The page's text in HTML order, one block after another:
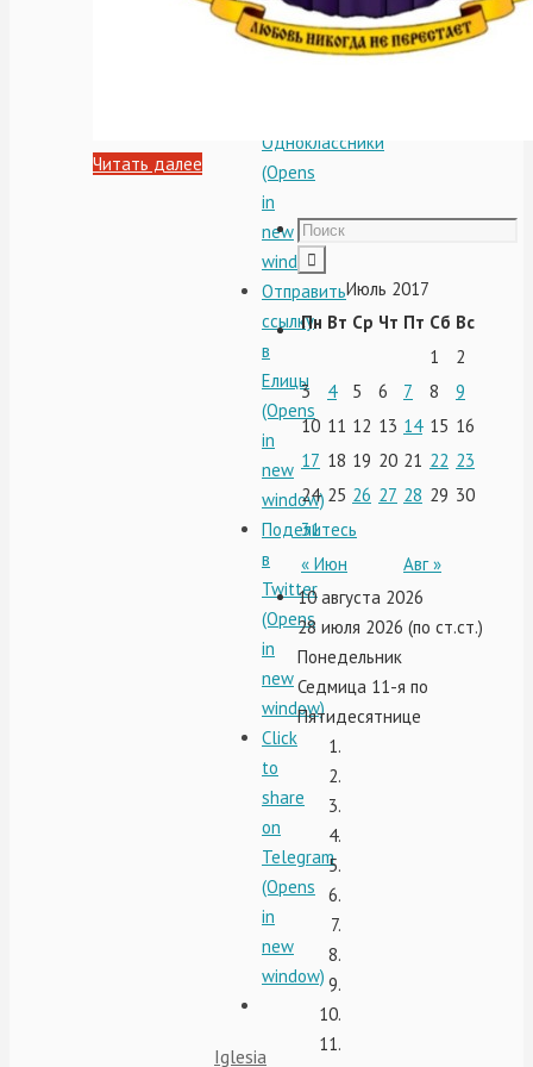
window)
Отправить
Одноклассники
(Opens
in
new
window)
Отправить
ссылку
в
Елицы
(Opens
in
new
window)
Поделитесь
в
Twitter
(Opens
in
new
window)
Click
to
share
on
Telegram
(Opens
in
new
window)
Iglesia
Читать далее
Июль 2017
Пн Вт Ср Чт Пт Сб Вс
« Июн Авг »
1
2
3
4 5 6 7 8
9
10 11 12 13 14 15 16
17 18 19 20 21 22 23
24 25 26 27 28 29 30
31
10 августа 2026
28 июля 2026 (по ст.ст.)
Понедельник
Седмица 11-я по
Пятидесятнице